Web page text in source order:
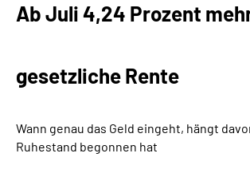
Ab Juli 4,24 Prozent
gesetzliche Rente
Wann genau das Geld eingeht, hängt
Ruhestand begonnen hat